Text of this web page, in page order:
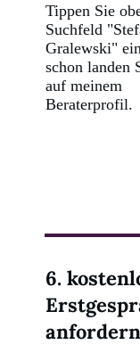
Tippen Sie
Suchfeld
Gralewski"
schon landen
auf meinem
Beraterprofil.
6.
anfordern